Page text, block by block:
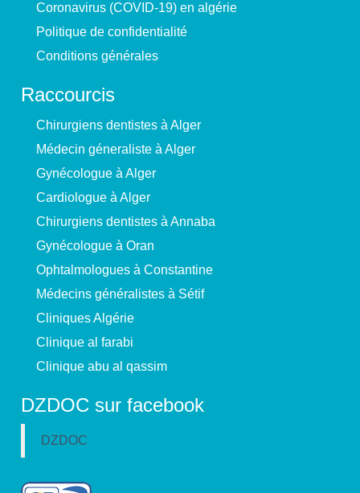
Coronavirus (COVID-19) en algérie
Politique de confidentialité
Conditions générales
Raccourcis
Chirurgiens dentistes à Alger
Médecin géneraliste à Alger
Gynécologue à Alger
Cardiologue à Alger
Chirurgiens dentistes à Annaba
Gynécologue à Oran
Ophtalmologues à Constantine
Médecins généralistes à Sétif
Cliniques Algérie
Clinique al farabi
Clinique abu al qassim
DZDOC sur facebook
DZDOC